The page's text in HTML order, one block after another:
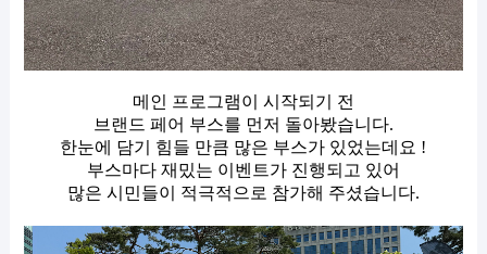
메인 프로그램이 시작되기 전
브랜드 페어 부스를 먼저 돌아봤습니다.
한눈에 담기 힘들 만큼 많은 부스가 있었는데요 !
부스마다 재밌는 이벤트가 진행되고 있어
많은 시민들이 적극적으로 참가해 주셨습니다.